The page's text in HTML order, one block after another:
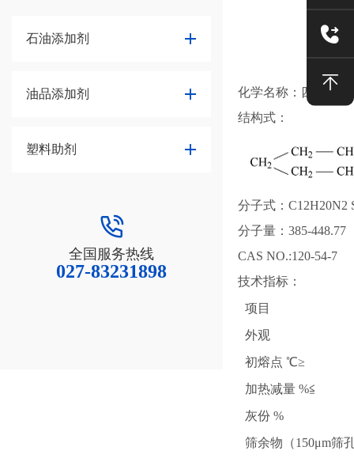
石油添加剂
油品添加剂
塑料助剂
全国服务热线
027-83231898
化学名称：四（六
结构式：
分子式：C12H20N2
分子量：385-448.77
CAS NO.:120-54-7
技术指标：
项目
外观
初熔点 ℃≥
加热减量 %≦
灰份 %
筛余物（150μm筛